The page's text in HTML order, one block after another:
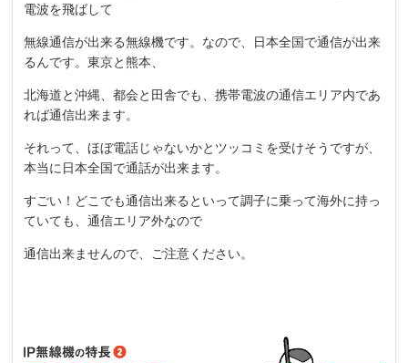
電波を飛ばして
無線通信が出来る無線機です。なので、日本全国で通信が出来
るんです。東京と熊本、
北海道と沖縄、都会と田舎でも、携帯電波の通信エリア内であ
れば通信出来ます。
それって、ほぼ電話じゃないかとツッコミを受けそうですが、
本当に日本全国で通話が出来ます。
すごい！どこでも通信出来るといって調子に乗って海外に持っ
ていても、通信エリア外なので
通信出来ませんので、ご注意ください。